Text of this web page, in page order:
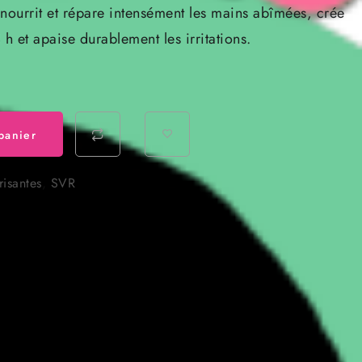
actuel
est :
et répare intensément les mains abîmées, crée
et apaise durablement les irritations.
SVR